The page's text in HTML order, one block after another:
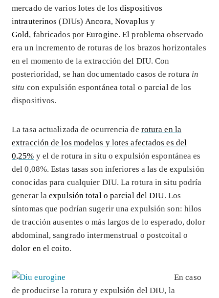
mercado de varios lotes de losdispositivos
intrauterinos (DIUs) Ancora, Novaplus y
Gold, fabricados porEurogine. El problema observado
era un incremento de roturas de los brazos horizontales
en el momento de la extracción del DIU. Con
posterioridad, se han documentado casos de rotura in
situ con expulsión espontánea total o parcial de los
dispositivos.
La tasa actualizada de ocurrencia de rotura en la
extracción de los modelos y lotes afectados es del
0,25% y el de rotura in situ o expulsión espontánea es
del 0,08%. Estas tasas son inferiores a las de expulsión
conocidas para cualquier DIU. La rotura in situ podría
generar laexpulsión total o parcial del DIU. Los
síntomas que podrían sugerir una expulsión son: hilos
de tracción ausentes o más largos de lo esperado, dolor
abdominal, sangrado intermenstrual o postcoital o
dolor en el coito.
En caso
de producirse la rotura y expulsión del DIU, la